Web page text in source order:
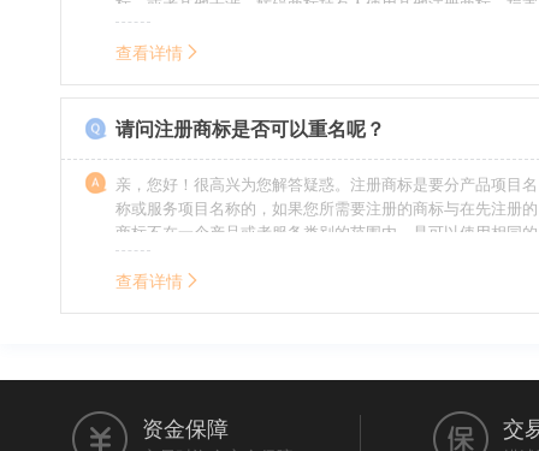
商标持有人合法权益的其他行为。侵权的人通常需要承担侵权
的责任，明知侵权的行为的人要承担赔偿的责任。情节严重
查看详情
请问注册商标是否可以重名呢？
亲，您好！很高兴为您解答疑惑。注册商标是要分产品项目名
称或服务项目名称的，如果您所需要注册的商标与在先注册的
商标不在一个产品或者服务类别的范围内，是可以使用相同的
名称的。希望我的回答能帮到您。
查看详情
资金保障 交